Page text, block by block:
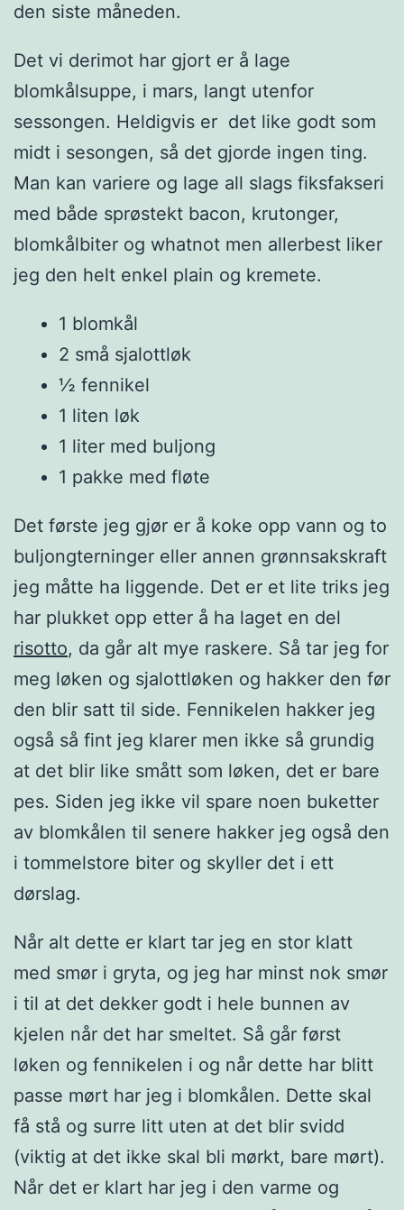
den siste måneden.
Det vi derimot har gjort er å lage
blomkålsuppe, i mars, langt utenfor
sessongen. Heldigvis er det like godt som
midt i sesongen, så det gjorde ingen ting.
Man kan variere og lage all slags fiksfakseri
med både sprøstekt bacon, krutonger,
blomkålbiter og whatnot men allerbest liker
jeg den helt enkel plain og kremete.
1 blomkål
2 små sjalottløk
½ fennikel
1 liten løk
1 liter med buljong
1 pakke med fløte
Det første jeg gjør er å koke opp vann og to
buljongterninger eller annen grønnsakskraft
jeg måtte ha liggende. Det er et lite triks jeg
har plukket opp etter å ha laget en del
risotto, da går alt mye raskere. Så tar jeg for
meg løken og sjalottløken og hakker den før
den blir satt til side. Fennikelen hakker jeg
også så fint jeg klarer men ikke så grundig
at det blir like smått som løken, det er bare
pes. Siden jeg ikke vil spare noen buketter
av blomkålen til senere hakker jeg også den
i tommelstore biter og skyller det i ett
dørslag.
Når alt dette er klart tar jeg en stor klatt
med smør i gryta, og jeg har minst nok smør
i til at det dekker godt i hele bunnen av
kjelen når det har smeltet. Så går først
løken og fennikelen i og når dette har blitt
passe mørt har jeg i blomkålen. Dette skal
få stå og surre litt uten at det blir svidd
(viktig at det ikke skal bli mørkt, bare mørt).
Når det er klart har jeg i den varme og